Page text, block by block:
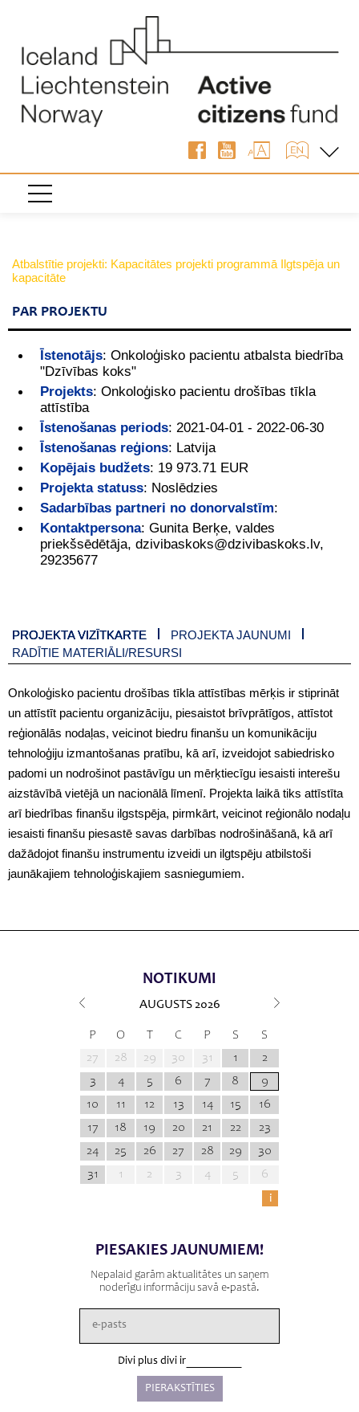
Atbalstītie projekti: Kapacitātes projekti programmā Ilgtspēja un
kapacitāte
PAR PROJEKTU
Īstenotājs: Onkoloģisko pacientu atbalsta biedrība
"Dzīvības koks"
Projekts: Onkoloģisko pacientu drošības tīkla
attīstība
Īstenošanas periods: 2021-04-01 - 2022-06-30
Īstenošanas reģions: Latvija
Kopējais budžets: 19 973.71 EUR
Projekta statuss: Noslēdzies
Sadarbības partneri no donorvalstīm:
Kontaktpersona: Gunita Berķe, valdes
priekšsēdētāja, dzivibaskoks@dzivibaskoks.lv,
29235677
PROJEKTA VIZĪTKARTE
PROJEKTA JAUNUMI
RADĪTIE MATERIĀLI/RESURSI
Onkoloģisko pacientu drošības tīkla attīstības mērķis ir stiprināt
un attīstīt pacientu organizāciju, piesaistot brīvprātīgos, attīstot
reģionālās nodaļas, veicinot biedru finanšu un komunikāciju
tehnoloģiju izmantošanas pratību, kā arī, izveidojot sabiedrisko
padomi un nodrošinot pastāvīgu un mērķtiecīgu iesaisti interešu
aizstāvībā vietējā un nacionālā līmenī. Projekta laikā tiks attīstīta
arī biedrības finanšu ilgstspēja, pirmkārt, veicinot reģionālo nodaļu
iesaisti finanšu piesastē savas darbības nodrošināšanā, kā arī
dažādojot finanšu instrumentu izveidi un ilgtspēju atbilstoši
jaunākajiem tehnoloģiskajiem sasniegumiem.
NOTIKUMI
AUGUSTS 2026
P O T C P S
S
27
28 29 30 31 1
2
3
4 5 6 7 8
9
10
11 12 13 14 15
16
17
18 19 20 21 22
23
24
25 26 27 28 29
30
31
1 2 3 4 5
6
i
PIESAKIES JAUNUMIEM!
Nepalaid garām aktualitātes un saņem
noderīgu informāciju savā e-pastā.
Divi plus divi ir